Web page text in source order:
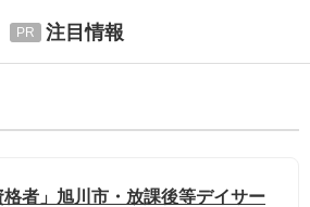
注目情報
格者」旭川市・放課後等デイサー